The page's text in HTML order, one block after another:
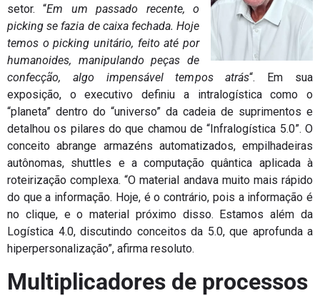
setor. “Em um passado recente, o
picking se fazia de caixa fechada. Hoje
temos o picking unitário, feito até por
humanoides, manipulando peças de
confecção, algo impensável tempos atrás“. Em sua
exposição, o executivo definiu a intralogística como o
“planeta” dentro do “universo” da cadeia de suprimentos e
detalhou os pilares do que chamou de “Infralogística 5.0”. O
conceito abrange armazéns automatizados, empilhadeiras
autônomas, shuttles e a computação quântica aplicada à
roteirização complexa. “O material andava muito mais rápido
do que a informação. Hoje, é o contrário, pois a informação é
no clique, e o material próximo disso. Estamos além da
Logística 4.0, discutindo conceitos da 5.0, que aprofunda a
hiperpersonalização”, afirma resoluto.
Multiplicadores de processos